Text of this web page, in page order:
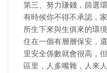
第三、努力賺錢，篩選環
有時候你不得不承認，
所生下來與生俱來的環
住在一個有層層保安，
里安全係數就會很高，
區里，人多嘴雜，人來